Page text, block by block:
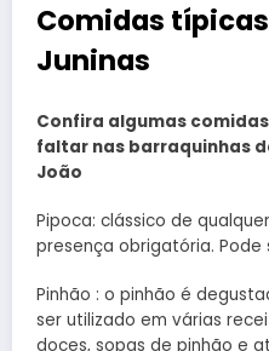
Comidas
Juninas
Confira algumas
faltar nas barraquinhas
João
Pipoca: clássico de
presença obrigatória.
Pinhão : o pinhão é
ser utilizado em várias
doces, sopas de pinhão e